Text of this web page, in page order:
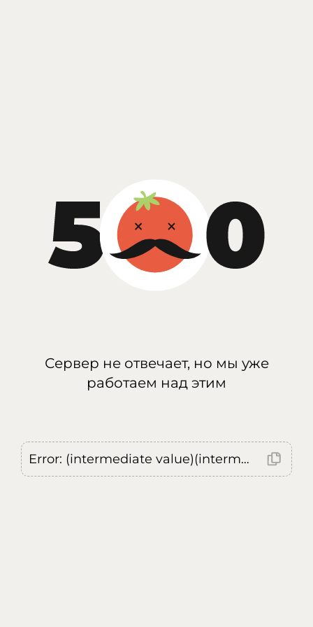
Сервер не отвечает, но мы уже
работаем над этим
Error: (intermediate value)(intermediate value)(intermediate value).replaceAll is not a function